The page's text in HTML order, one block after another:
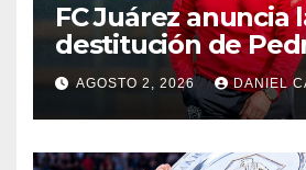
FC Juárez anuncia
destitución de
Caixinha
AGOSTO 2, 2026 DANIEL